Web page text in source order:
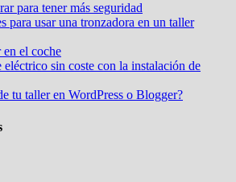
para tener más seguridad
para usar una tronzadora en un taller
en el coche
eléctrico sin coste con la instalación de
tu taller en WordPress o Blogger?